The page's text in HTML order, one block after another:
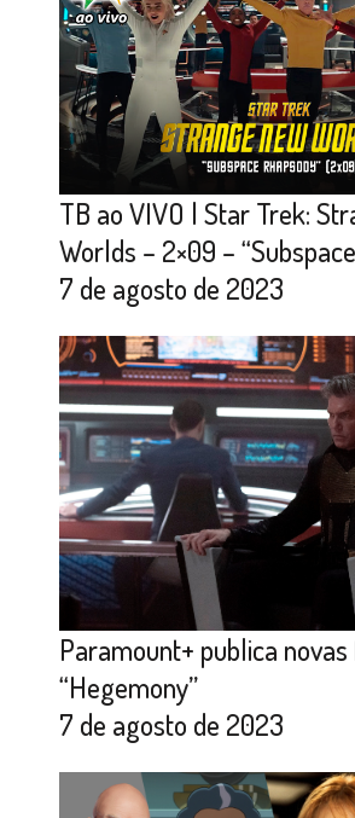
TB ao VIVO | Star Trek:
Worlds – 2×09 –
7 de agosto de 2023
Paramount+ publica
“Hegemony”
7 de agosto de 2023